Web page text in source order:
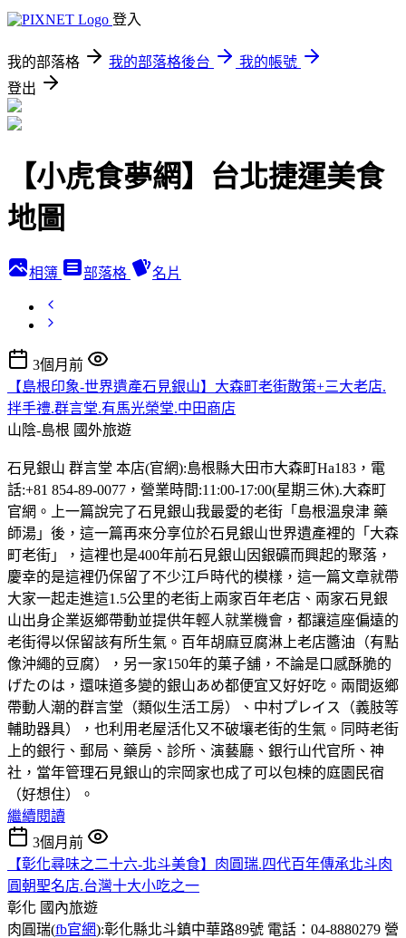
登入
我的部落格 我的部落格後台
我的帳號
登出
【小虎食夢網】台北捷運美食
地圖
相簿 部落格 名片
3個月前
【島根印象-世界遺產石見銀山】大森町老街散策+三大老店.
拌手禮.群言堂.有馬光榮堂.中田商店
山陰-島根 國外旅遊
石見銀山 群言堂 本店(官網):島根縣大田市大森町Ha183，電
話:+81 854-89-0077，營業時間:11:00-17:00(星期三休).大森町
官網。上一篇說完了石見銀山我最愛的老街「島根溫泉津 藥
師湯」後，這一篇再來分享位於石見銀山世界遺產裡的「大森
町老街」，這裡也是400年前石見銀山因銀礦而興起的聚落，
慶幸的是這裡仍保留了不少江戶時代的模樣，這一篇文章就帶
大家一起走進這1.5公里的老街上兩家百年老店、兩家石見銀
山出身企業返鄉帶動並提供年輕人就業機會，都讓這座偏遠的
老街得以保留該有所生氣。百年胡麻豆腐淋上老店醬油（有點
像沖繩的豆腐），另一家150年的菓子舖，不論是口感酥脆的
げたのは，還味道多變的銀山あめ都便宜又好好吃。兩間返鄉
帶動人潮的群言堂（類似生活工房）、中村プレイス（義肢等
輔助器具），也利用老屋活化又不破壤老街的生氣。同時老街
上的銀行、郵局、藥房、診所、演藝廳、銀行山代官所、神
社，當年管理石見銀山的宗岡家也成了可以包楝的庭園民宿
（好想住）。
繼續閱讀
3個月前
【彰化尋味之二十六-北斗美食】肉圓瑞.四代百年傳承北斗肉
圓朝聖名店.台灣十大小吃之一
彰化 國內旅遊
肉圓瑞(fb官網):彰化縣北斗鎮中華路89號 電話：04-8880279 營